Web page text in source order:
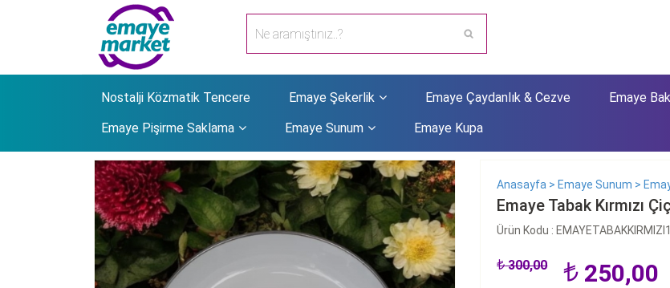
Nostalji Közmatik Tencere Emaye Şekerlik Emaye Çaydanlık & Cezve Emaye
Emaye Pişirme Saklama
Emaye Sunum Emaye Kupa
Anasayfa > Emaye Sunum >
Emaye Tabak Kırmızı
Ürün Kodu :
300,00 250,00